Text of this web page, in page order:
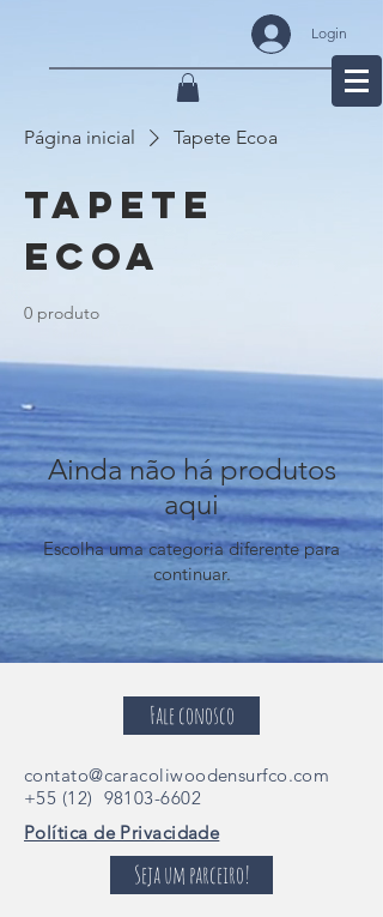
Login
Página inicial Tapete Ecoa
Tapete
Ecoa
0 produto
Ainda não há produtos
aqui
Escolha uma categoria diferente para
continuar.
Fale conosco
contato@caracoliwoodensurfco.com
+55 (12) 98103-6602
Política de Privacidade
Seja um parceiro!